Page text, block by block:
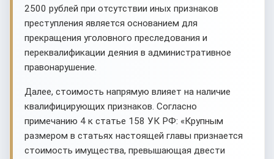
2500 рублей при отсутствии иных признаков
преступления является основанием для
прекращения уголовного преследования и
переквалификации деяния в административное
правонарушение.
Далее, стоимость напрямую влияет на наличие
квалифицирующих признаков. Согласно
примечанию 4 к статье 158 УК РФ: «Крупным
размером в статьях настоящей главы признается
стоимость имущества, превышающая двести